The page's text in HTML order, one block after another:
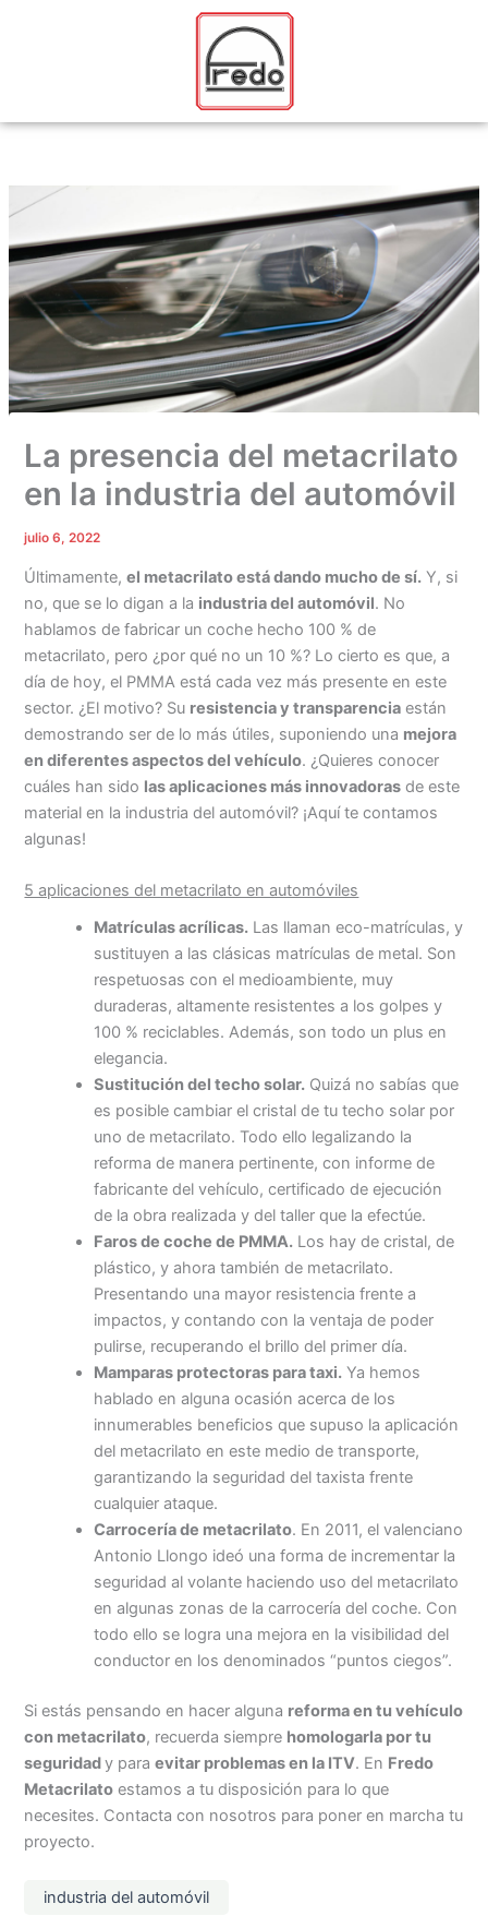
La presencia del metacrilato
en la industria del automóvil
julio 6, 2022
Últimamente,el metacrilato está dando mucho de sí. Y, si
no, que se lo digan a la industria del automóvil. No
hablamos de fabricar un coche hecho 100 % de
metacrilato, pero ¿por qué no un 10 %? Lo cierto es que, a
día de hoy, el PMMA está cada vez más presente en este
sector. ¿El motivo? Su resistencia y transparencia están
demostrando ser de lo más útiles, suponiendo una mejora
en diferentes aspectos del vehículo. ¿Quieres conocer
cuáles han sido las aplicaciones más innovadoras de este
material en la industria del automóvil? ¡Aquí te contamos
algunas!
5 aplicaciones del metacrilato en automóviles
Matrículas acrílicas. Las llaman eco-matrículas, y
sustituyen a las clásicas matrículas de metal. Son
respetuosas con el medioambiente, muy
duraderas, altamente resistentes a los golpes y
100 % reciclables. Además, son todo un plus en
elegancia.
Sustitución del techo solar. Quizá no sabías que
es posible cambiar el cristal de tu techo solar por
uno de metacrilato. Todo ello legalizando la
reforma de manera pertinente, con informe de
fabricante del vehículo, certificado de ejecución
de la obra realizada y del taller que la efectúe.
Faros de coche de PMMA. Los hay de cristal, de
plástico, y ahora también de metacrilato.
Presentando una mayor resistencia frente a
impactos, y contando con la ventaja de poder
pulirse, recuperando el brillo del primer día.
Mamparas protectoras para taxi. Ya hemos
hablado en alguna ocasión acerca de los
innumerables beneficios que supuso la aplicación
del metacrilato en este medio de transporte,
garantizando la seguridad del taxista frente
cualquier ataque.
Carrocería de metacrilato. En 2011, el valenciano
Antonio Llongo ideó una forma de incrementar la
seguridad al volante haciendo uso del metacrilato
en algunas zonas de la carrocería del coche. Con
todo ello se logra una mejora en la visibilidad del
conductor en los denominados “puntos ciegos”.
Si estás pensando en hacer alguna reforma en tu vehículo
con metacrilato, recuerda siempre homologarla por tu
seguridady paraevitar problemas en la ITV. En Fredo
Metacrilato estamos a tu disposición para lo que
necesites. Contacta con nosotros para poner en marcha tu
proyecto.
industria del automóvil